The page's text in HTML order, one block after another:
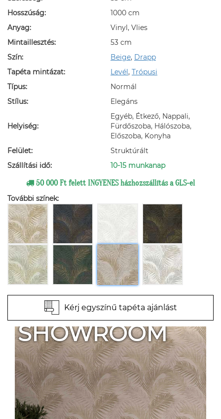
Hosszúság:
1000 cm
Anyag:
Vinyl, Vlies
Mintaillesztés:
53 cm
Szín:
Beige, Drapp
Tapéta mintázat:
Levél, Trópusi
Típus:
Normál
Stílus:
Elegáns
Helyiség:
Egyéb, Étkező, Nappali,
Fürdőszoba, Hálószoba,
Előszoba, Konyha
Felület:
Struktúrált
Szállítási idő:
10-15 munkanap
50 000 Ft felett INGYENES házhozszállítás a GLS-el
További színek:
Kérj egyszínű tapéta ajánlást
SHOWROOM